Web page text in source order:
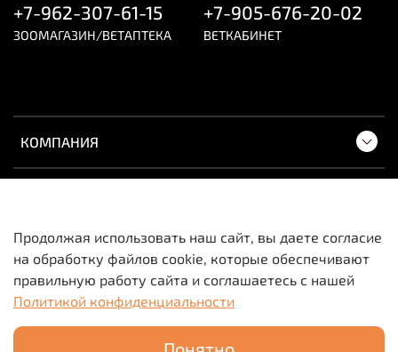
КОМПАНИЯ
+7-962-307-61-15
ЗООМАГАЗИН/ВЕТАПТЕКА
+7-905-676-20-02
ВЕТКАБИНЕТ
Вся информация о товарах и ценах носит
исключительно информационный характер и не
Продолжая использовать наш сайт, вы даете согласие
на обработку файлов cookie, которые обеспечивают
правильную работу сайта и соглашаетесь с нашей
Политикой конфиденциальности